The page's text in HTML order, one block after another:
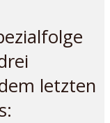
letzten